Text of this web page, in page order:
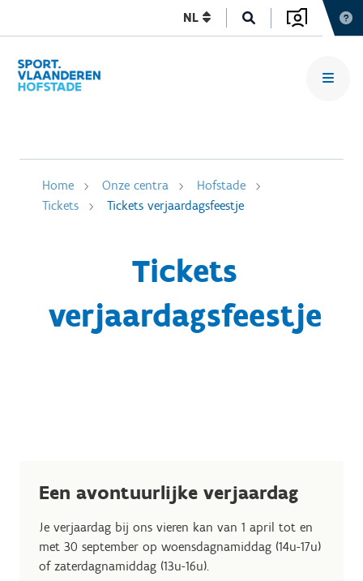
NL
Home Onze centra
Hofstade
Tickets
Tickets verjaardagsfeestje
Tickets
verjaardagsfeestje
Een avontuurlijke verjaardag
Je verjaardag bij ons vieren kan van 1 april tot en
met 30 september op woensdagnamiddag (14u-17u)
of zaterdagnamiddag (13u-16u).